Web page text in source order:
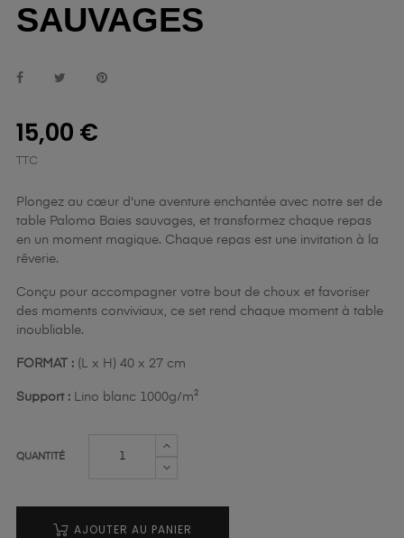
SAUVAGES
15,00 €
TTC
Plongez au cœur d'une aventure enchantée avec notre set de
table Paloma Baies sauvages, et transformez chaque repas
en un moment magique. Chaque repas est une invitation à la
rêverie.
Conçu pour accompagner votre bout de choux et favoriser
des moments conviviaux, ce set rend chaque moment à table
inoubliable.
FORMAT : (L x H) 40 x 27 cm
Support : Lino blanc 1000g/m²
QUANTITÉ
AJOUTER AU PANIER